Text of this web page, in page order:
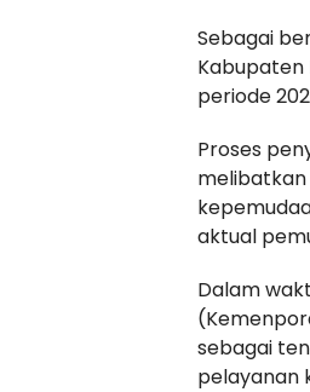
Sebagai
Kabupaten
periode
Proses
aktual
Dalam
sebagai
pelayanan